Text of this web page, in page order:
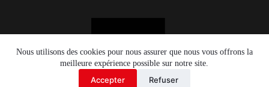
Nous utilisons des cookies pour nous assurer que nous vous offrons la
meilleure expérience possible sur notre site.
Accepter Refuser